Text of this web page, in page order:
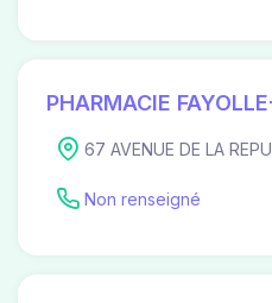
PHARMACIE
67 AVENUE DE LA
Non renseigné